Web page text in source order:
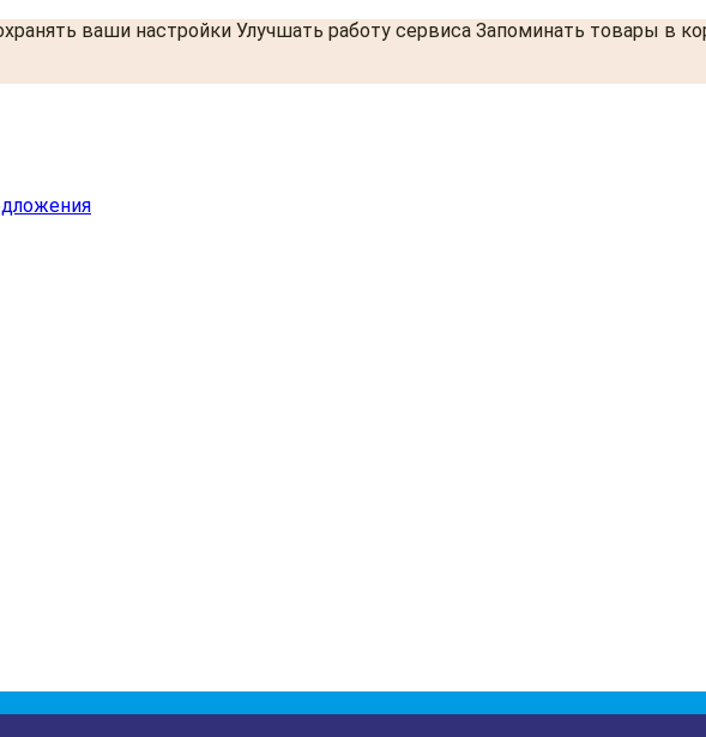
ваши настройки Улучшать работу сервиса Запоминать товары в